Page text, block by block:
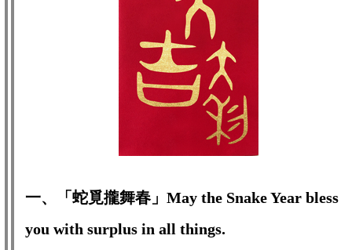
一、「蛇覓攏舞春 」May the Snake Year bless
you with surplus in all things.